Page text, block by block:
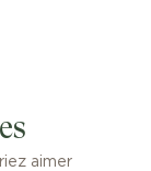
aimer